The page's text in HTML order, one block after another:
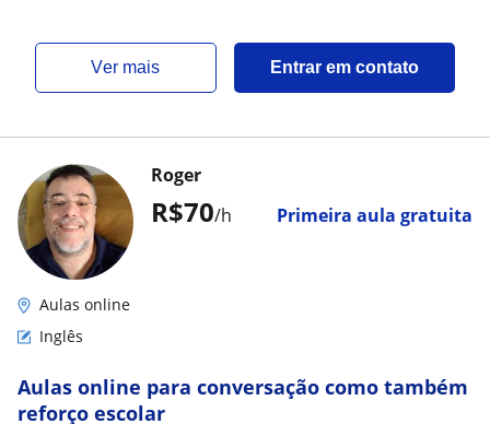
ver mais Entrar em contato
R$70/h Primeira aula gratuita
Roger
Aulas online
Inglês
Aulas online para conversação como também
reforço escolar